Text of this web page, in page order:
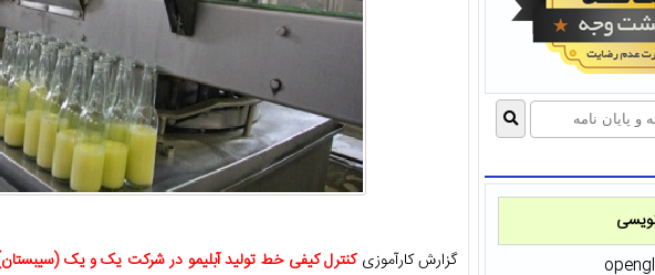
گزارش کارآموزی کنترل کیفی خط تولید آبلیمو در شرکت یک و یک